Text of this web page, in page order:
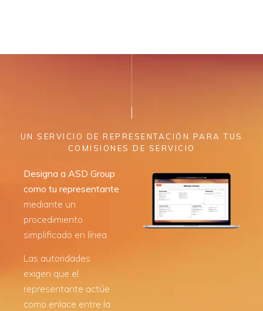
UN SERVICIO DE REPRESENTACIÓN PARA TUS
COMISIONES DE SERVICIO
Designa a ASD Group
como tu representante
mediante un
procedimiento
simplificado en línea.
Las autoridades
exigen que el
representante actúe
como enlace entre la